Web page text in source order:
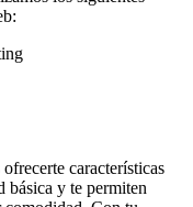
características
básica y te permiten